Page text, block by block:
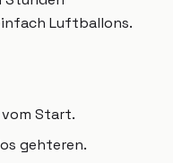
Luftballons.
Start.
gehteren.